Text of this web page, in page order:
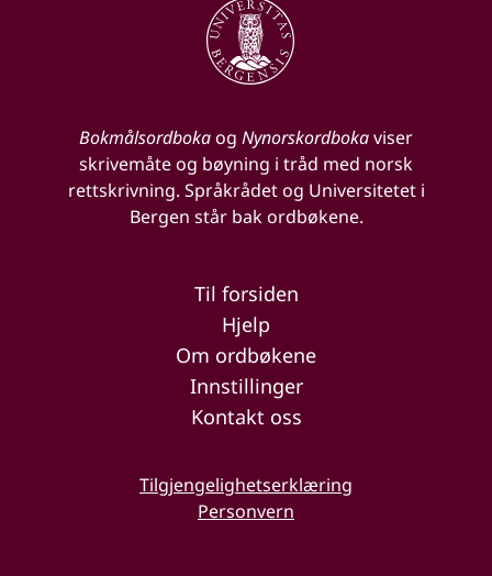
Bokmålsordbokaog Nynorskordbokaviser
skrivemåte og bøyning i tråd med norsk
rettskrivning. Språkrådet og Universitetet i
Bergen står bak ordbøkene.
Til forsiden
Hjelp
Om ordbøkene
Innstillinger
Kontakt oss
Tilgjengelighetserklæring
Personvern